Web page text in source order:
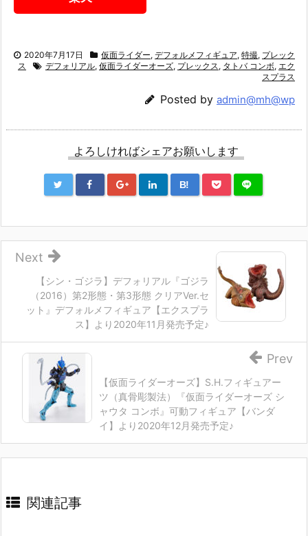
2020年7月17日 仮面ライダー, デフォルメフィギュア, 特撮, プレック
ス
デフォリアル, 仮面ライダーオーズ, プレックス, タトバ コンボ, エク
スプラス
Posted by admin@mh@wp
よろしければシェアお願いします
B!
【シン・ゴジラ】デフォリアル『ゴジラ
（2016）第2形態・第3形態 クリアVer.セ
ット』デフォルメフィギュア【エクスプラ
ス】より2020年11月発売予定♪
Next
【仮面ライダーオーズ】S.H.フィギュアー
ツ（真骨彫製法）『仮面ライダーオーズ シ
ャウタ コンボ』可動フィギュア【バンダ
イ】より2020年12月発売予定♪
Prev
関連記事